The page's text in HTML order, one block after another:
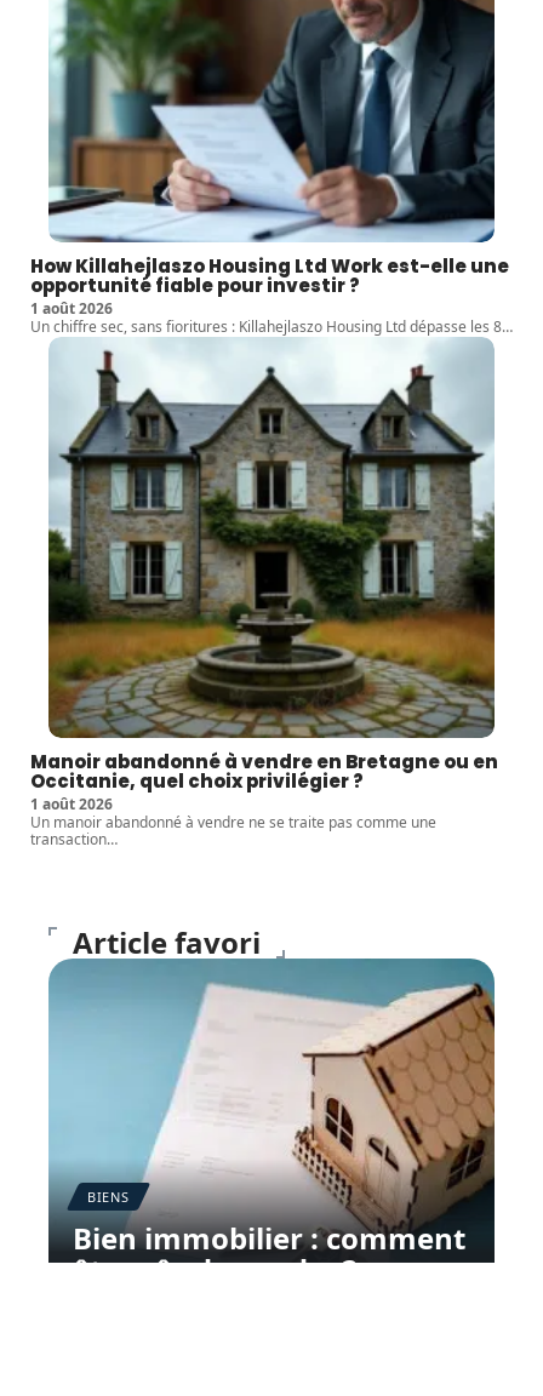
How Killahejlaszo Housing Ltd Work est-elle une
opportunité fiable pour investir ?
1 août 2026
Un chiffre sec, sans fioritures : Killahejlaszo Housing Ltd dépasse les 8…
Manoir abandonné à vendre en Bretagne ou en
Occitanie, quel choix privilégier ?
1 août 2026
Un manoir abandonné à vendre ne se traite pas comme une
transaction…
Article favori
BIENS
Bien immobilier : comment
être sûr de vendre ?